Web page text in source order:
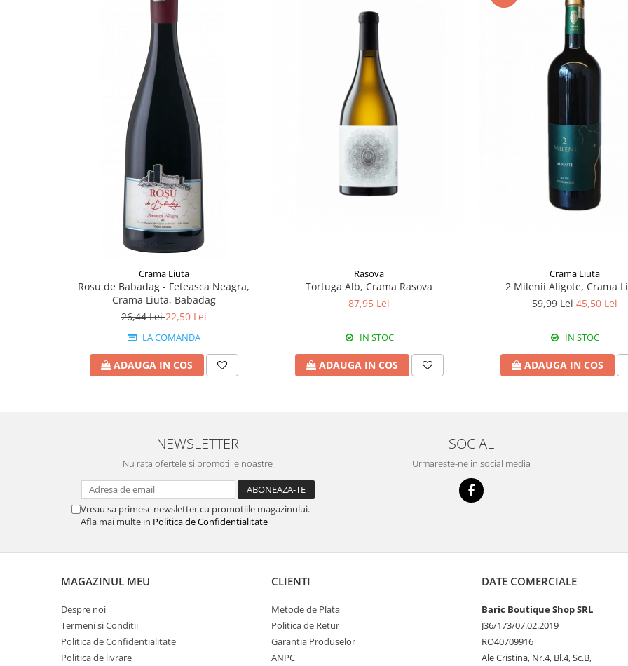
Crama Liuta
Rosu de Babadag - Feteasca Neagra,
Crama Liuta, Babadag
26,44 Lei22,50 Lei
LA COMANDA
ADAUGA IN COS
Rasova
Tortuga Alb, Crama Rasova
87,95 Lei
IN STOC
ADAUGA IN COS
Crama Liuta
2 Milenii Aligote, Crama
59,99 Lei45,50 Lei
IN STOC
ADAUGA IN COS
NEWSLETTER
Nu rata ofertele si promotiile noastre
Vreau sa primesc newsletter cu promotiile magazinului.
Afla mai multe in Politica de Confidentialitate
SOCIAL
Urmareste-ne in social media
MAGAZINUL MEU
Despre noi
Termeni si Conditii
Politica de Confidentialitate
Politica de livrare
CLIENTI
Metode de Plata
Politica de Retur
Garantia Produselor
ANPC
DATE COMERCIALE
Baric Boutique Shop SRL
J36/173/07.02.2019
RO40709916
Ale Cristina, Nr.4, Bl.4, Sc.B,